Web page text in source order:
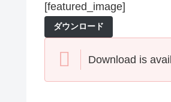
[featured_image]
ダウンロード
Download is